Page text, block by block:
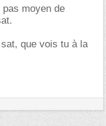
pas moyen de
que vois tu à la